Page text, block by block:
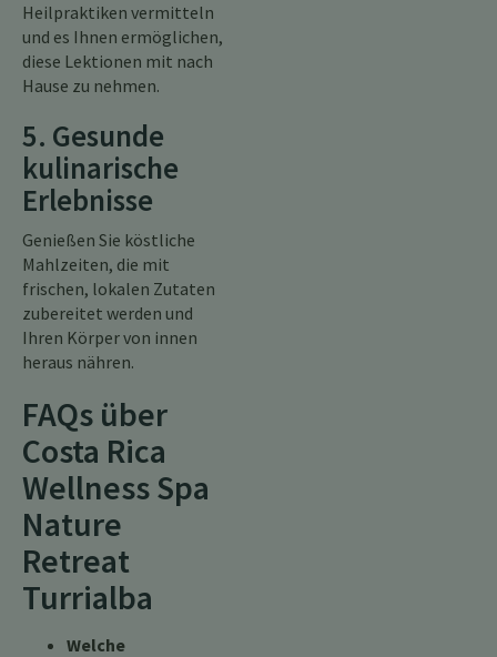
Heilpraktiken vermitteln
und es Ihnen ermöglichen,
diese Lektionen mit nach
Hause zu nehmen.
5. Gesunde
kulinarische
Erlebnisse
Genießen Sie köstliche
Mahlzeiten, die mit
frischen, lokalen Zutaten
zubereitet werden und
Ihren Körper von innen
heraus nähren.
FAQs über
Costa Rica
Wellness Spa
Nature
Retreat
Turrialba
Welche